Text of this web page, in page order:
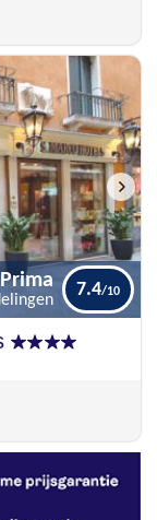
Prima
Prima 7.4